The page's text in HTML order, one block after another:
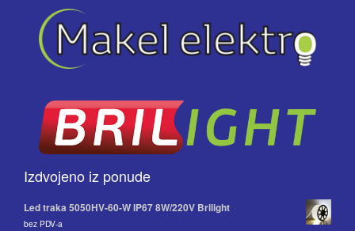
Izdvojeno iz ponude
Led traka 5050HV-60-W IP67 8W/220V Brilight
bez PDV-a